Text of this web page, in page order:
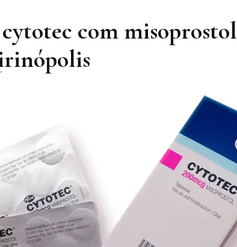
com misoprostol